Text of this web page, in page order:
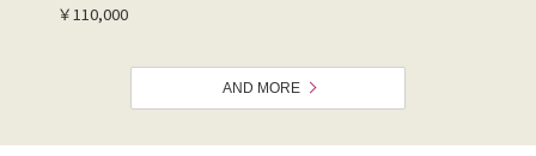
￥110,000
AND MORE